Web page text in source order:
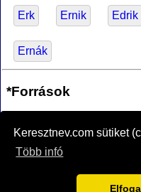
Keresztnev.com sütiket
Több infó
Erk Ernik Edrik
Ernák
*Források
Az MTA
bejegyzésre
jegyzéke
Vagyok.net